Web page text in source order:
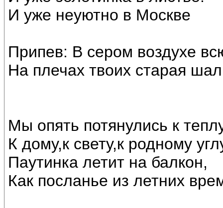
И уже неуютно в Москве
Припев: В сером воздухе
На плечах твоих старая
Мы опять потянулись к
К дому,к свету,к родному
Паутинка летит на балкон,
Как посланье из летних